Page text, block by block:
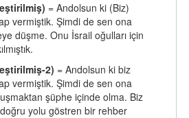
= Andolsun ki (Biz)
vermiştik. Şimdi de sen ona
düşme. Onu İsrail oğulları için
2) = Andolsun ki biz
vermiştik. Şimdi de sen ona
şüphe içinde olma. Biz
yolu göstren bir rehber